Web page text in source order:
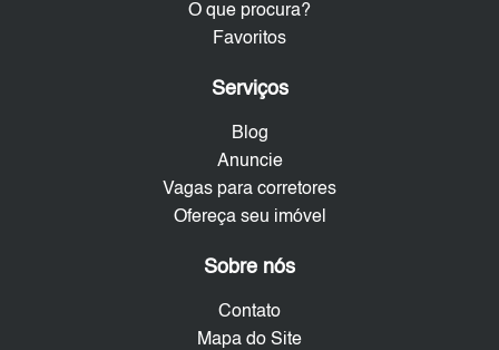
O que procura?
Favoritos
Serviços
Blog
Anuncie
Vagas para corretores
Ofereça seu imóvel
Sobre nós
Contato
Mapa do Site